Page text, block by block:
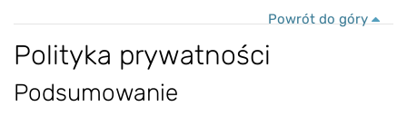
Powrót do góry
Polityka prywatności
Podsumowanie